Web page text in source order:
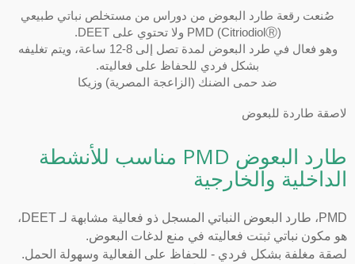
صُنعت رقعة طارد البعوض من دوراس من مستخلص نباتي طبيعي
PMD (CitriodiolⓇ) ولا تحتوي على DEET.
وهو فعال في طرد البعوض لمدة تصل إلى 8-12 ساعة، ويتم تغليفه
بشكل فردي للحفاظ على فعاليته.
ضد حمى الضنك (الزاعجة المصرية) وزيكا
لاصقة طاردة للبعوض
طارد البعوض PMD مناسب للأنشطة
الداخلية والخارجية
PMD، طارد البعوض النباتي المسجل ذو فعالية مشابهة لـ DEET،
هو مكون نباتي ثبتت فعاليته في منع لدغات البعوض.
لصقة مغلفة بشكل فردي - للحفاظ على الفعالية وسهولة الحمل.